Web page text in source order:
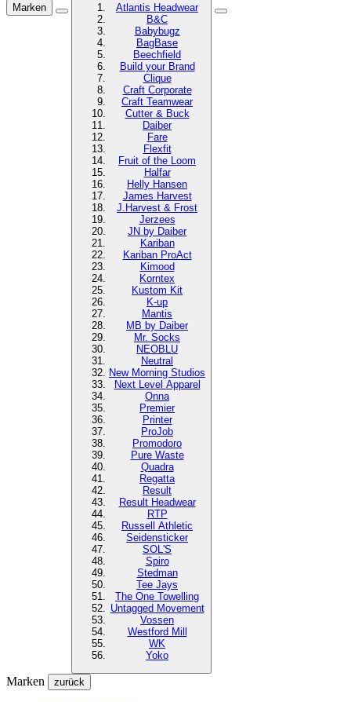
Marken
Atlantis Headwear
B&C
Babybugz
BagBase
Beechfield
Build your Brand
Clique
Craft Corporate
Craft Teamwear
Cutter & Buck
Daiber
Fare
Flexfit
Fruit of the Loom
Halfar
Helly Hansen
James Harvest
J.Harvest & Frost
Jerzees
JN by Daiber
Kariban
Kariban ProAct
Kimood
Korntex
Kustom Kit
K-up
Mantis
MB by Daiber
Mr. Socks
NEOBLU
Neutral
New Morning Studios
Next Level Apparel
Onna
Premier
Printer
ProJob
Promodoro
Pure Waste
Quadra
Regatta
Result
Result Headwear
RTP
Russell Athletic
Seidensticker
SOL'S
Spiro
Stedman
Tee Jays
The One Towelling
Untagged Movement
Vossen
Westford Mill
WK
Yoko
Marken zurück